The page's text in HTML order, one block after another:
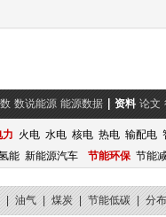
数说能源 能源数据 资料 论文
力 火电 水电 核电 热电 输配电
能 新能源汽车 节能环保 节能
| 油气 | 煤炭 | 节能低碳 | 分